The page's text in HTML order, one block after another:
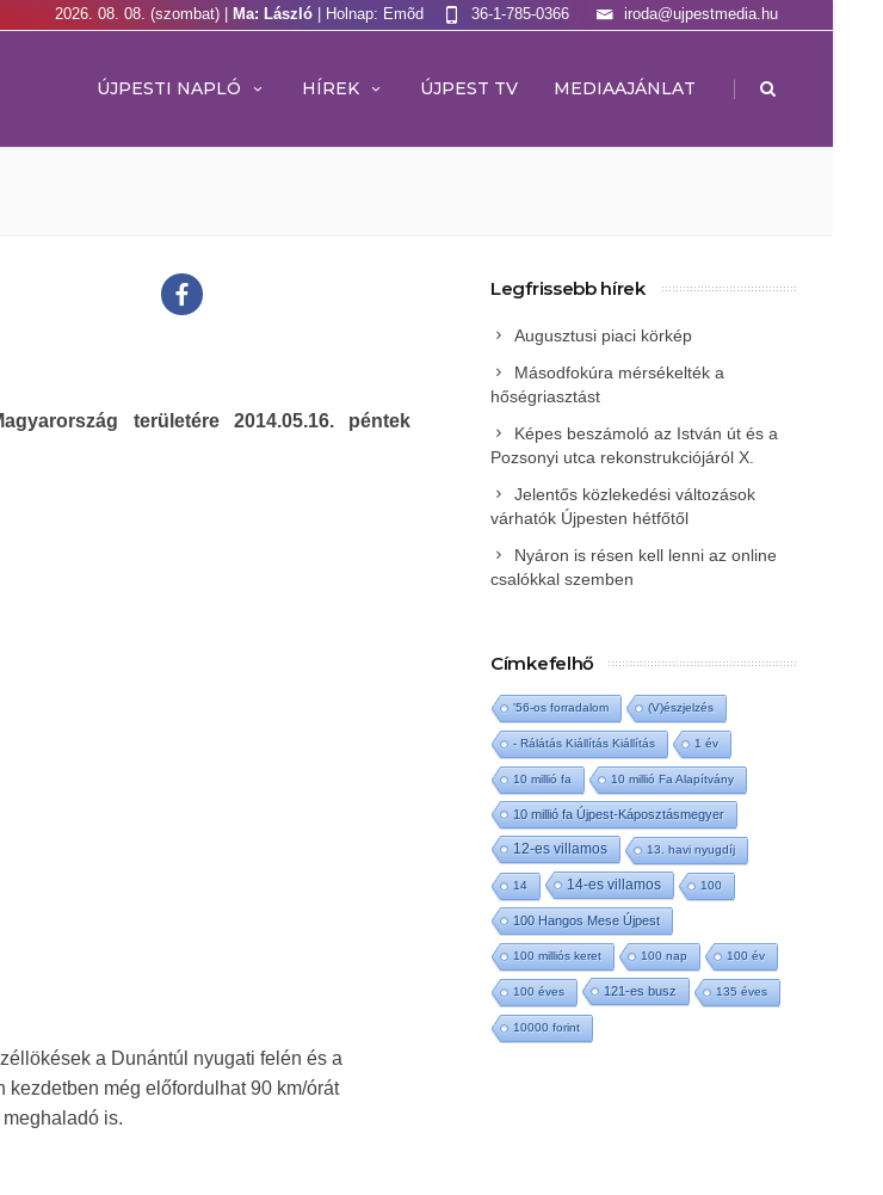
2026. 08. 08. (szombat) | Ma: László | Holnap: Emõd iroda@ujpestmedia.hu
36-1-785-0366
ÚJPESTI NAPLÓ HÍREK ÚJPEST TV MEDIAAJÁNLAT |
területére 2014.05.16. péntek
a Dunántúl nyugati felén és a
kezdetben még előfordulhat 90 km/órát
is.
Legfrissebb hírek
Augusztusi piaci körkép
Másodfokúra mérsékelték a
hőségriasztást
Képes beszámoló az István út és a
Pozsonyi utca rekonstrukciójáról X.
Jelentős közlekedési változások
várhatók Újpesten hétfőtől
Nyáron is résen kell lenni az online
csalókkal szemben
Címkefelhő
'56-os forradalom (V)észjelzés
- Rálátás Kiállítás Kiállítás 1 év
10 millió fa 10 millió Fa Alapítvány
10 millió fa Újpest-Káposztásmegyer
12-es villamos 13. havi nyugdíj
14 14-es villamos 100
100 Hangos Mese Újpest
100 milliós keret 100 nap 100 év
100 éves 121-es busz 135 éves
10000 forint